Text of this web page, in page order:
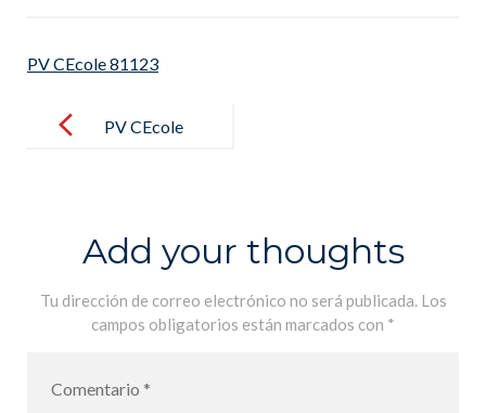
PV CEcole 81123
navigation PV CEcole
Add your thoughts
Tu dirección de correo electrónico no será publicada. Los
campos obligatorios están marcados con *